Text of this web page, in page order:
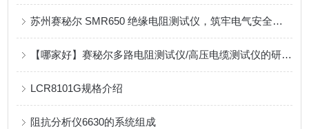
苏州赛秘尔 SMR650 绝缘电阻测试仪，筑牢电气安全第一道防
【哪家好】赛秘尔多路电阻测试仪/高压电缆测试仪的研发实力与产品矩阵
LCR8101G规格介绍
阻抗分析仪6630的系统组成